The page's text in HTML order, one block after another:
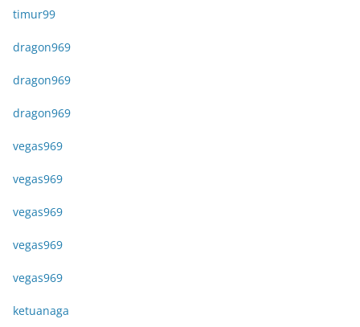
timur99
dragon969
dragon969
dragon969
vegas969
vegas969
vegas969
vegas969
vegas969
ketuanaga